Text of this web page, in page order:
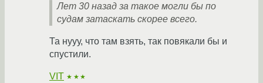
Лет 30 назад за такое могли бы по
судам затаскать скорее всего.
Та нууу, что там взять, так повякали бы и
спустили.
VIT ★★★